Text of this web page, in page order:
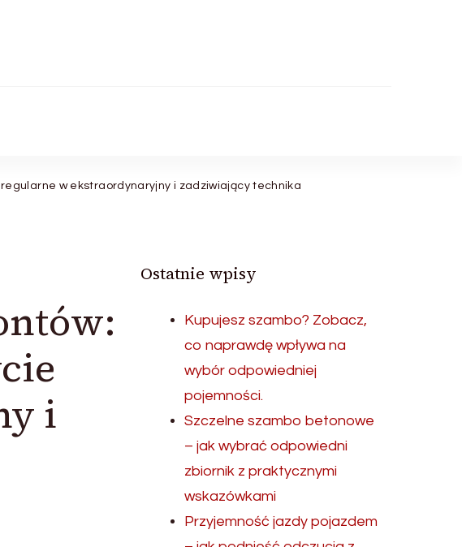
w ekstraordynaryjny i zadziwiający technika
i
Ostatnie wpisy
Kupujesz szambo? Zobacz,
co naprawdę wpływa na
wybór odpowiedniej
pojemności.
Szczelne szambo betonowe
– jak wybrać odpowiedni
zbiornik z praktycznymi
wskazówkami
Przyjemność jazdy pojazdem